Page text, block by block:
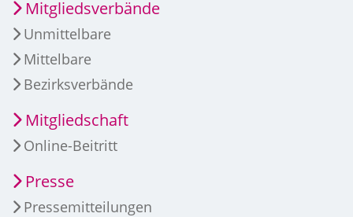
Mitgliedsverbände
Unmittelbare
Mittelbare
Bezirksverbände
Mitgliedschaft
Online-Beitritt
Presse
Pressemitteilungen